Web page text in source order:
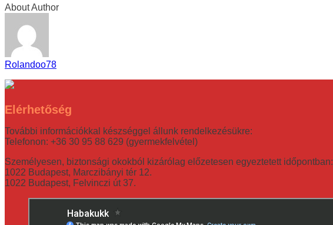
About Author
Rolandoo78
Elérhetőség
További információkkal készséggel állunk rendelkezésükre:
Telefonon: +36 30 95 88 629 (gyermekfelvétel)
Személyesen, biztonsági okokból kizárólag előzetesen egyeztetett időpontban:
1022 Budapest, Marczibányi tér 12.
1022 Budapest, Felvinczi út 37.